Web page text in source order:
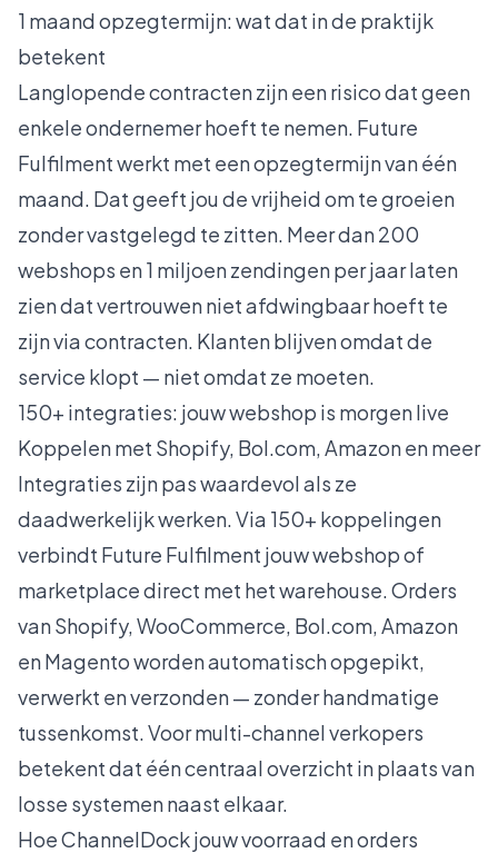
1 maand opzegtermijn: wat dat in de praktijk
betekent
Langlopende contracten zijn een risico dat geen
enkele ondernemer hoeft te nemen. Future
Fulfilment werkt met een opzegtermijn van één
maand. Dat geeft jou de vrijheid om te groeien
zonder vastgelegd te zitten. Meer dan 200
webshops en 1 miljoen zendingen per jaar laten
zien dat vertrouwen niet afdwingbaar hoeft te
zijn via contracten. Klanten blijven omdat de
service klopt — niet omdat ze moeten.
150+ integraties: jouw webshop is morgen live
Koppelen met Shopify, Bol.com, Amazon en meer
Integraties zijn pas waardevol als ze
daadwerkelijk werken. Via 150+ koppelingen
verbindt Future Fulfilment jouw webshop of
marketplace direct met het warehouse. Orders
van Shopify, WooCommerce, Bol.com, Amazon
en Magento worden automatisch opgepikt,
verwerkt en verzonden — zonder handmatige
tussenkomst. Voor multi-channel verkopers
betekent dat één centraal overzicht in plaats van
losse systemen naast elkaar.
Hoe ChannelDock jouw voorraad en orders